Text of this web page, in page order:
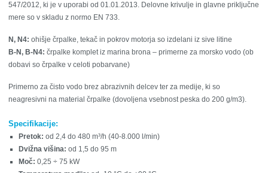
547/2012, ki je v uporabi od 01.01.2013. Delovne krivulje in glavne priključne
mere so v skladu z normo EN 733.
N, N4: ohišje črpalke, tekač in pokrov motorja so izdelani iz sive litine
B-N, B-N4: črpalke komplet iz marina brona – primerne za morsko vodo (ob
dobavi so črpalke v celoti pobarvane)
Primerno za čisto vodo brez abrazivnih delcev ter za medije, ki so
neagresivni na material črpalke (dovoljena vsebnost peska do 200 g/m3).
Specifikacije:
Pretok: od 2,4 do 480 m³/h (40-8.000 l/min)
Dvižna višina: od 1,5 do 95 m
Moč: 0,25 ÷ 75 kW